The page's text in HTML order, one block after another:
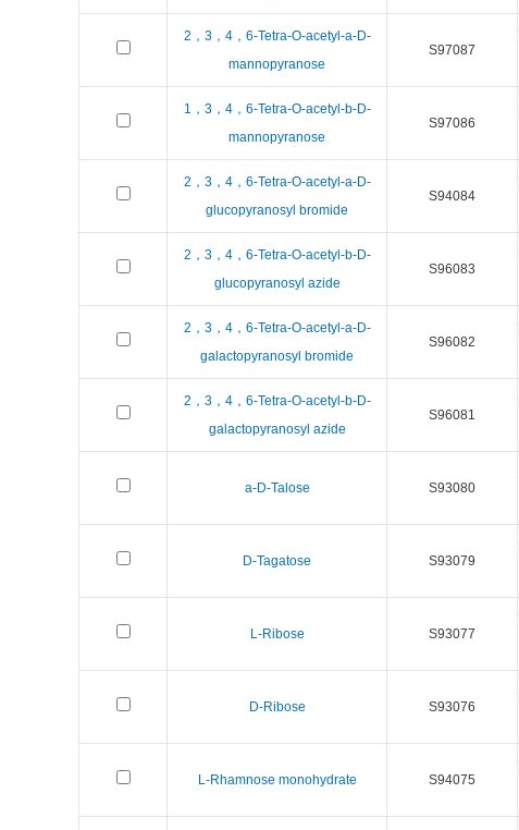
2，3，4，6-Tetra-O-acetyl-a-D-
mannopyranose
S97087
1，3，4，6-Tetra-O-acetyl-b-D-
mannopyranose
S97086
2，3，4，6-Tetra-O-acetyl-a-D-
glucopyranosyl bromide
S94084
2，3，4，6-Tetra-O-acetyl-b-D-
glucopyranosyl azide
S96083
2，3，4，6-Tetra-O-acetyl-a-D-
galactopyranosyl bromide
S96082
2，3，4，6-Tetra-O-acetyl-b-D-
galactopyranosyl azide
S96081
a-D-Talose S93080
D-Tagatose S93079
L-Ribose S93077
D-Ribose S93076
L-Rhamnose monohydrate S94075